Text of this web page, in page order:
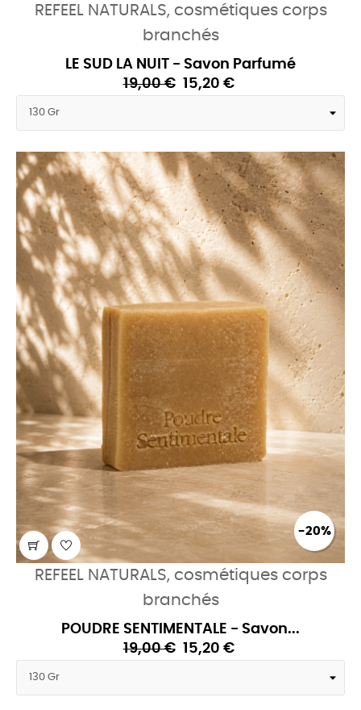
REFEEL NATURALS, cosmétiques corps
branchés
LE SUD LA NUIT - Savon Parfumé
19,00 € 15,20 €
-20%
REFEEL NATURALS, cosmétiques corps
branchés
POUDRE SENTIMENTALE - Savon...
19,00 € 15,20 €